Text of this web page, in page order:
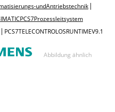
und Antriebstechnik |
PCS 7 Prozessleitsystem
| PCS 7 TELECONTROL OS RUNTIME V9.1
Abbildung ähnlich